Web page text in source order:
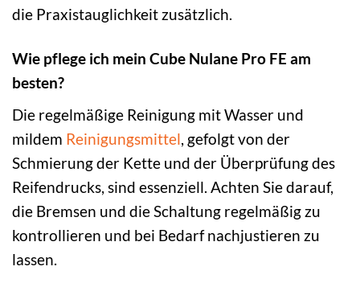
die Praxistauglichkeit zusätzlich.
Wie pflege ich mein Cube Nulane Pro FE am
besten?
Die regelmäßige Reinigung mit Wasser und
mildem Reinigungsmittel , gefolgt von der
Schmierung der Kette und der Überprüfung des
Reifendrucks, sind essenziell. Achten Sie darauf,
die Bremsen und die Schaltung regelmäßig zu
kontrollieren und bei Bedarf nachjustieren zu
lassen.